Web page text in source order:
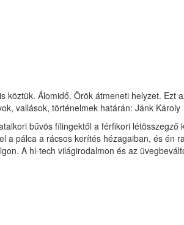
Álomidő. Örök átmeneti helyzet. Ezt
vallások, történelmek határán: Jánk Károly
bűvös fílingektől a férfikori
pálca a rácsos kerítés hézagaiban, és én
A hi-tech világirodalmon és az